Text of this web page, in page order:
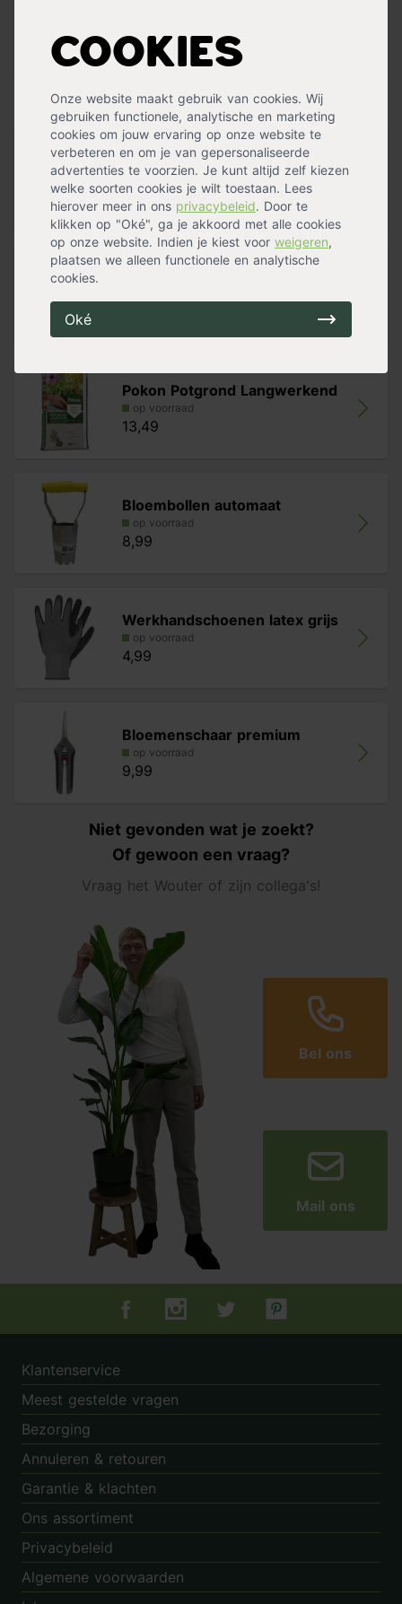
Cookies
Onze website maakt gebruik van cookies. Wij
gebruiken functionele, analytische en marketing
cookies om jouw ervaring op onze website te
verbeteren en om je van gepersonaliseerde
advertenties te voorzien. Je kunt altijd zelf kiezen
welke soorten cookies je wilt toestaan. Lees
hierover meer in ons privacybeleid. Door te
klikken op "Oké", ga je akkoord met alle cookies
op onze website. Indien je kiest voor weigeren,
plaatsen we alleen functionele en analytische
cookies.
Oké
Maximalehoogte
70 cm
Eetbaar
Ja
Meer specificaties »
Handig voor erbij
Verplantschepje breed
op voorraad
8,99
Pokon Potgrond Langwerkend
op voorraad
13,49
Bloembollen automaat
op voorraad
8,99
Werkhandschoenen latex grijs
op voorraad
4,99
Bloemenschaar premium
op voorraad
9,99
Niet gevonden wat je zoekt?
Of gewoon een vraag?
Vraag het Wouter of zijn collega's!
Bel ons
Mail ons
Tuincentrum.nl op Facebook
Tuincentrum.nl op Instagram
Tuincentrum.nl op Twitter
Tuincentrum.nl op
Klantenservice
Meest gestelde vragen
Bezorging
Annuleren & retouren
Garantie & klachten
Ons assortiment
Privacybeleid
Algemene voorwaarden